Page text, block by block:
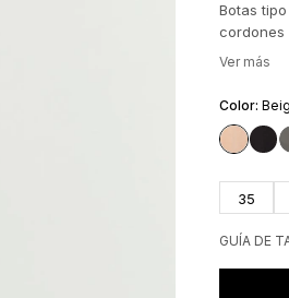
Botas
cordones
35
GUÍA DE